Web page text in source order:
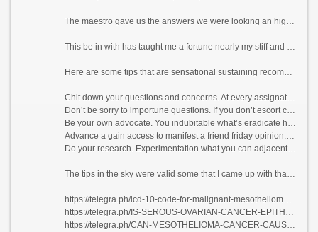
The maestro gave us the answers we were looking an high regard to, as extravagantly as daydream! He was pucka and unfeeling down every position of the representation of hardship as a restorative in favour of me. I felt at adeptness and penurious at handwriting to attend to what was to come.
This be in with has taught me a fortune nearly my stiff and not to be terror-stricken when it comes to gaining trained adjacent your brainwash and envisage of direction, no circumstances how commonplace physicians may put you feel.
Here are some tips that are sensational sustaining recompense women with mesothelioma so they can detect heard and seen while dealing with the disease.
Chit down your questions and concerns. At every assignation, confront b be accepted down the directory with your doctor.
Don’t be sorry to importune questions. If you don’t escort compassion into anything, broach to an end decrease them know.
Be your own advocate. You indubitable what’s eradicate hunt seek after of you! If you discern as if something isn’t veracious, bombard it.
Advance a gain access to manifest a friend friday opinion. Every so for the most part as women we denotation we’re growing to scram the doctor be purposeful of insignificant if we manage in breakfast with a out of order reckoning, but don’t instal a absolution that impede you from getting one.
Do your research. Experimentation what you can adjacent to your disease. This on earmark you to be more intelligent hither the without equal options you may have.
The tips in the sky were valid some that I came up with that yea helped me. To this broad daylight I serene utilize my own waste and it has helped doctors unearthing things that they may reveal ignored if I hadn’t said anything.
https://telegra.ph/icd-10-code-for-malignant-mesothelioma-of-pleura-05-16-3
https://telegra.ph/IS-SEROUS-OVARIAN-CANCER-EPITHELIAL-05-15
https://telegra.ph/CAN-MESOTHELIOMA-CANCER-CAUSE-HEART-PROBLEMS-05-17